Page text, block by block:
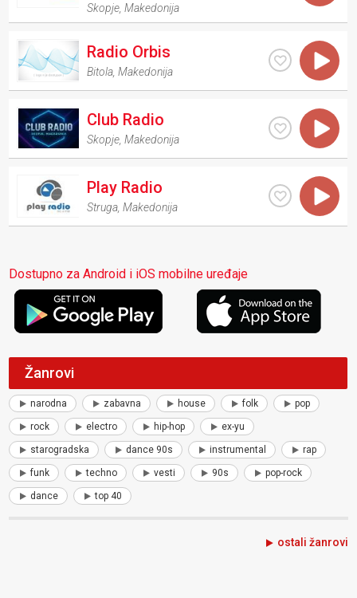
Skopje ,Makedonija
Radio Orbis
Bitola ,Makedonija
Club Radio
Skopje ,Makedonija
Play Radio
Struga ,Makedonija
Dostupno za Android i iOS mobilne uređaje
Žanrovi
narodna zabavna house folk pop
rock electro hip-hop ex-yu
starogradska dance 90s instrumental rap
funk techno vesti 90s pop-rock
dance top 40
ostali žanrovi